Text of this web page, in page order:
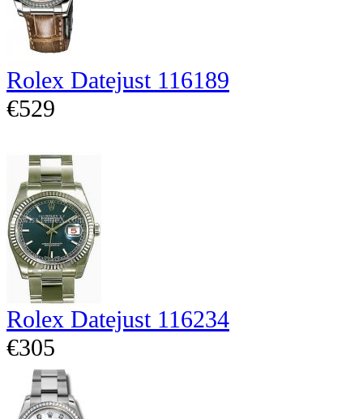
Rolex Datejust 116189
€529
Rolex Datejust 116234
€305